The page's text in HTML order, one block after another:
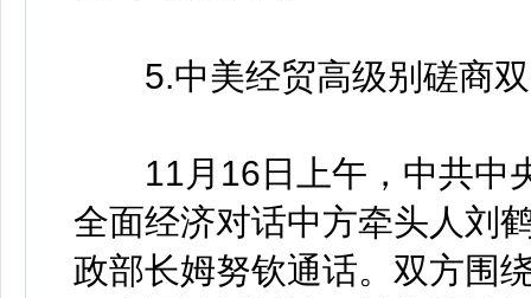
5.中美经贸高级别磋商双
11月16日上午，中共中
全面经济对话中方牵头人刘
政部长姆努钦通话。双方围